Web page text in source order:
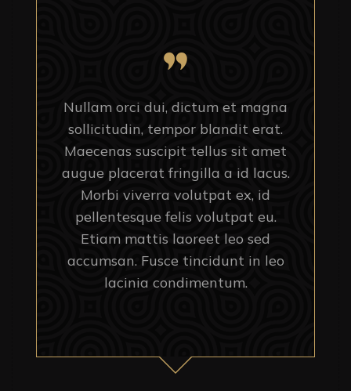
Nullam orci dui, dictum et magna
sollicitudin, tempor blandit erat.
Maecenas suscipit tellus sit amet
augue placerat fringilla a id lacus.
Morbi viverra volutpat ex, id
pellentesque felis volutpat eu.
Etiam mattis laoreet leo sed
accumsan. Fusce tincidunt in leo
lacinia condimentum.